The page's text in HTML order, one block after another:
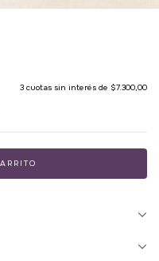
3 cuotas sin interés de $7.300,00